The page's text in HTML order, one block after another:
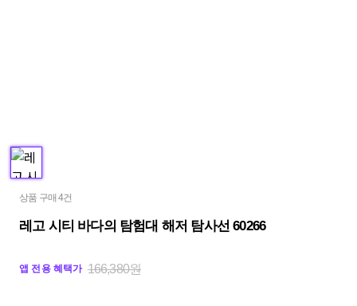
상품 구매 4건
레고 시티 바다의 탐험대 해저 탐사선 60266
앱 전용 혜택가 166,380원